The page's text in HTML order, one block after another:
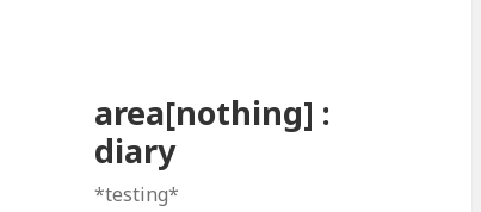
area[nothing] :
diary
*testing*